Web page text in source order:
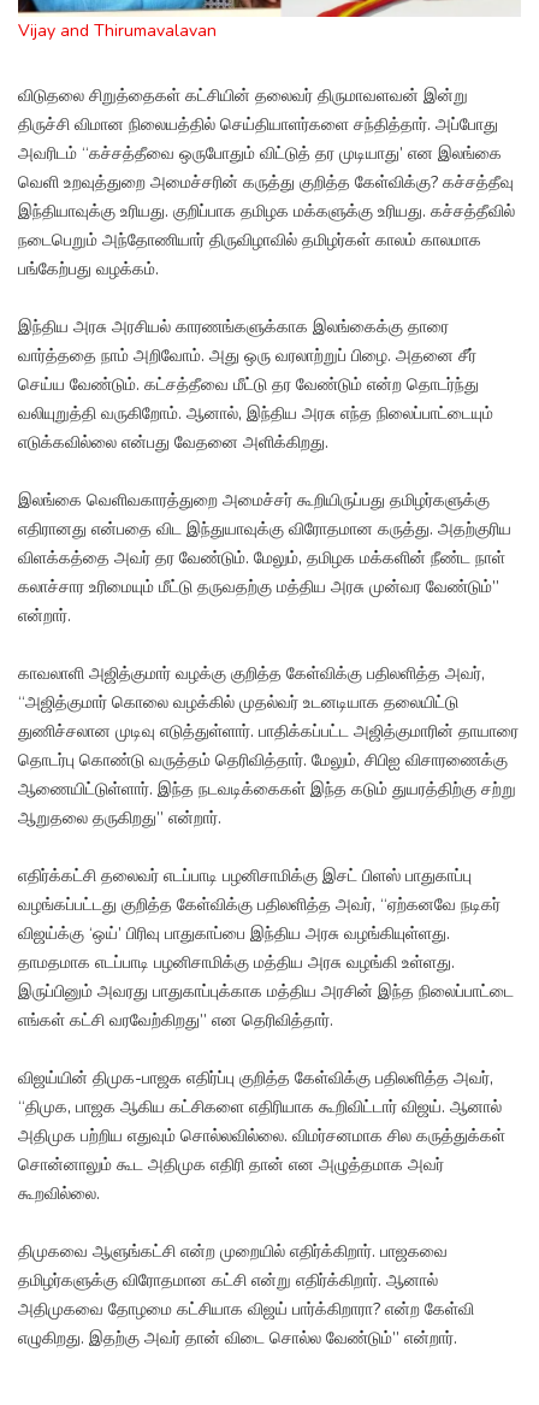
Vijay and Thirumavalavan
விடுதலை சிறுத்தைகள் கட்சியின் தலைவர் திருமாவளவன் இன்று
திருச்சி விமான நிலையத்தில் செய்தியாளர்களை சந்தித்தார். அப்போது
அவரிடம் “கச்சத்தீவை ஒருபோதும் விட்டுத் தர முடியாது’ என இலங்கை
வெளி உறவுத்துறை அமைச்சரின் கருத்து குறித்த கேள்விக்கு? கச்சத்தீவு
இந்தியாவுக்கு உரியது. குறிப்பாக தமிழக மக்களுக்கு உரியது. கச்சத்தீவில்
நடைபெறும் அந்தோணியார் திருவிழாவில் தமிழர்கள் காலம் காலமாக
பங்கேற்பது வழக்கம்.
இந்திய அரசு அரசியல் காரணங்களுக்காக இலங்கைக்கு தாரை
வார்த்ததை நாம் அறிவோம். அது ஒரு வரலாற்றுப் பிழை. அதனை சீர்
செய்ய வேண்டும். கட்சத்தீவை மீட்டு தர வேண்டும் என்ற தொடர்ந்து
வலியுறுத்தி வருகிறோம். ஆனால், இந்திய அரசு எந்த நிலைப்பாட்டையும்
எடுக்கவில்லை என்பது வேதனை அளிக்கிறது.
இலங்கை வெளிவகாரத்துறை அமைச்சர் கூறியிருப்பது தமிழர்களுக்கு
எதிரானது என்பதை விட இந்துயாவுக்கு விரோதமான கருத்து. அதற்குரிய
விளக்கத்தை அவர் தர வேண்டும். மேலும், தமிழக மக்களின் நீண்ட நாள்
கலாச்சார உரிமையும் மீட்டு தருவதற்கு மத்திய அரசு முன்வர வேண்டும்”
என்றார்.
காவலாளி அஜித்குமார் வழக்கு குறித்த கேள்விக்கு பதிலளித்த அவர்,
“அஜித்குமார் கொலை வழக்கில் முதல்வர் உடனடியாக தலையிட்டு
துணிச்சலான முடிவு எடுத்துள்ளார். பாதிக்கப்பட்ட அஜித்குமாரின் தாயாரை
தொடர்பு கொண்டு வருத்தம் தெரிவித்தார். மேலும், சிபிஐ விசாரணைக்கு
ஆணையிட்டுள்ளார். இந்த நடவடிக்கைகள் இந்த கடும் துயரத்திற்கு சற்று
ஆறுதலை தருகிறது” என்றார்.
எதிர்க்கட்சி தலைவர் எடப்பாடி பழனிசாமிக்கு இசட் பிளஸ் பாதுகாப்பு
வழங்கப்பட்டது குறித்த கேள்விக்கு பதிலளித்த அவர், “ஏற்கனவே நடிகர்
விஜய்க்கு ‘ஒய்’ பிரிவு பாதுகாப்பை இந்திய அரசு வழங்கியுள்ளது.
தாமதமாக எடப்பாடி பழனிசாமிக்கு மத்திய அரசு வழங்கி உள்ளது.
இருப்பினும் அவரது பாதுகாப்புக்காக மத்திய அரசின் இந்த நிலைப்பாட்டை
எங்கள் கட்சி வரவேற்கிறது” என தெரிவித்தார்.
விஜய்யின் திமுக-பாஜக எதிர்ப்பு குறித்த கேள்விக்கு பதிலளித்த அவர்,
“திமுக, பாஜக ஆகிய கட்சிகளை எதிரியாக கூறிவிட்டார் விஜய். ஆனால்
அதிமுக பற்றிய எதுவும் சொல்லவில்லை. விமர்சனமாக சில கருத்துக்கள்
சொன்னாலும் கூட அதிமுக எதிரி தான் என அழுத்தமாக அவர்
கூறவில்லை.
திமுகவை ஆளுங்கட்சி என்ற முறையில் எதிர்க்கிறார். பாஜகவை
தமிழர்களுக்கு விரோதமான கட்சி என்று எதிர்க்கிறார். ஆனால்
அதிமுகவை தோழமை கட்சியாக விஜய் பார்க்கிறாரா? என்ற கேள்வி
எழுகிறது. இதற்கு அவர் தான் விடை சொல்ல வேண்டும்” என்றார்.